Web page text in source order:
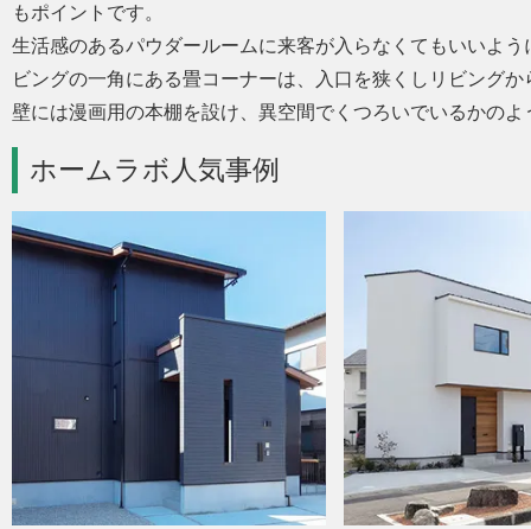
もポイントです。
生活感のあるパウダールームに来客が入らなくてもいいよ
ビングの一角にある畳コーナーは、入口を狭くしリビング
壁には漫画用の本棚を設け、異空間でくつろいでいるかの
ホームラボ人気事例